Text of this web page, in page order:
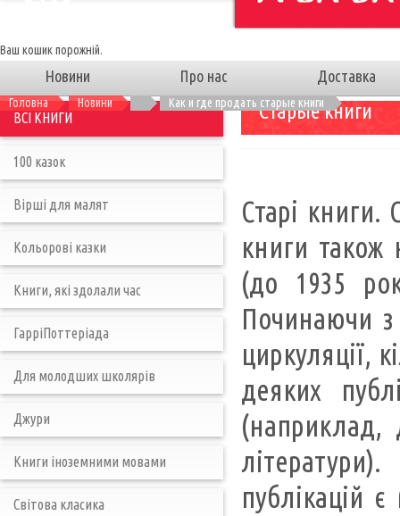
Ваш кошик порожній.
Новини Про нас Доставка
Головна Новини Как и где продать старые книги
Старые книги
Старі книги.
книги також
(до 1935
Починаючи
циркуляції,
деяких
(наприклад,
публікацій
ВСІ КНИГИ
100 казок
Вірші для малят
Кольорові казки
Книги, які здолали час
ГарріПоттеріада
Для молодших школярів
Джури
Книги іноземними мовами
Світова класика